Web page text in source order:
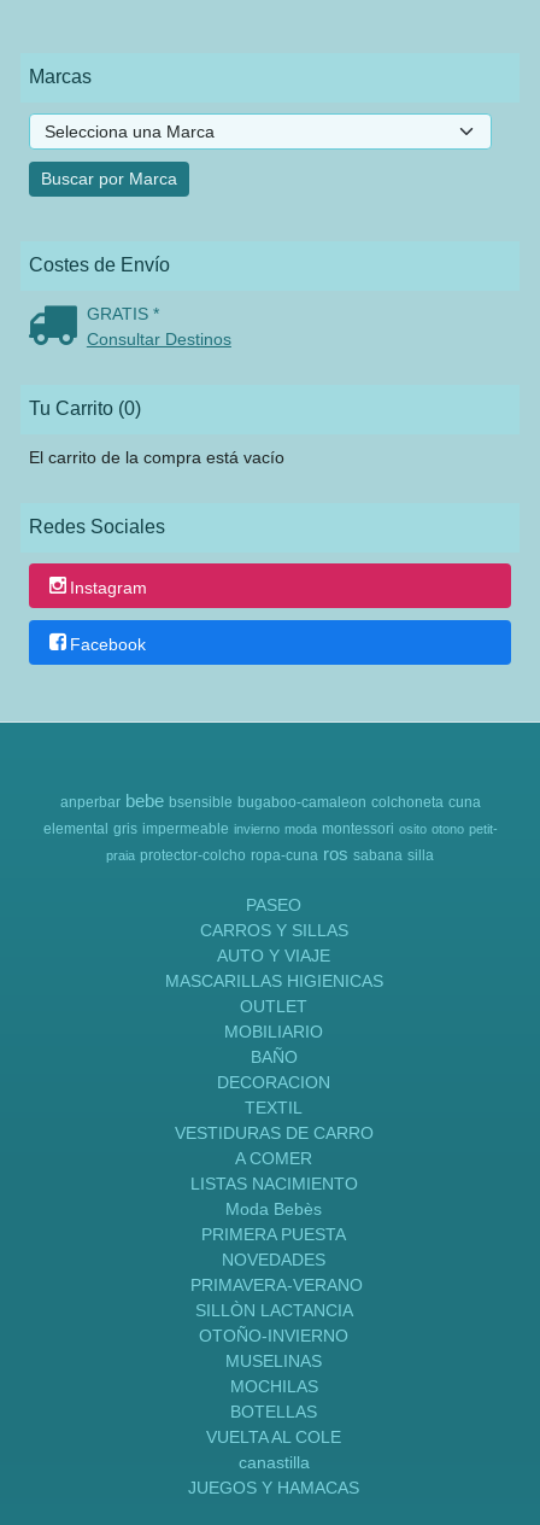
Marcas
Costes de Envío
GRATIS *
Consultar Destinos
Tu Carrito (0)
El carrito de la compra está vacío
Redes Sociales
Instagram
Facebook
anperbar bebe bsensible bugaboo-camaleon colchoneta cuna
elemental gris impermeable invierno moda montessori osito otono petit-
praia protector-colcho ropa-cuna ros sabana silla
PASEO
CARROS Y SILLAS
AUTO Y VIAJE
MASCARILLAS HIGIENICAS
OUTLET
MOBILIARIO
BAÑO
DECORACION
TEXTIL
VESTIDURAS DE CARRO
A COMER
LISTAS NACIMIENTO
Moda Bebès
PRIMERA PUESTA
NOVEDADES
PRIMAVERA-VERANO
SILLÒN LACTANCIA
OTOÑO-INVIERNO
MUSELINAS
MOCHILAS
BOTELLAS
VUELTA AL COLE
canastilla
JUEGOS Y HAMACAS